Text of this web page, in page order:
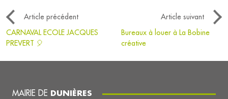
Article précédent
Article suivant
CARNAVAL ECOLE JACQUES
PREVERT 🎈
Bureaux à louer à La Bobine
créative
MAIRIE DE DUNIÈRES